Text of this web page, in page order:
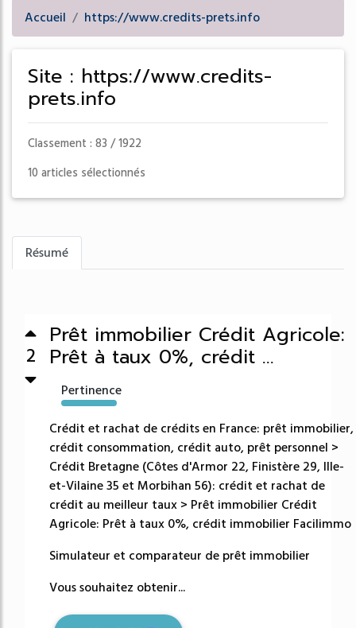
Accueil https://www.credits-prets.info
Site : https://www.credits-
prets.info
Classement : 83 / 1922
10 articles sélectionnés
Résumé
2
Prêt immobilier Crédit Agricole:
Prêt à taux 0%, crédit ...
Pertinence
63859%
Crédit et rachat de crédits en France: prêt immobilier,
crédit consommation, crédit auto, prêt personnel >
Crédit Bretagne (Côtes d'Armor 22, Finistère 29, Ille-
et-Vilaine 35 et Morbihan 56): crédit et rachat de
crédit au meilleur taux > Prêt immobilier Crédit
Agricole: Prêt à taux 0%, crédit immobilier Facilimmo
Simulateur et comparateur de prêt immobilier
Vous souhaitez obtenir...